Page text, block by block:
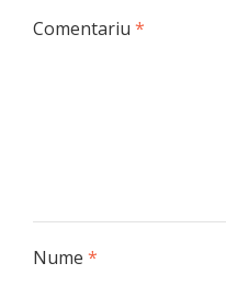
Comentariu *
Nume *